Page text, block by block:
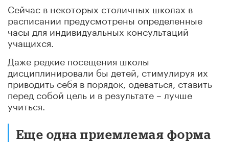
Сейчас в некоторых столичных школах в
расписании предусмотрены определенные
часы для индивидуальных консультаций
учащихся.
Даже редкие посещения школы
дисциплинировали бы детей, стимулируя их
приводить себя в порядок, одеваться, ставить
перед собой цель и в результате – лучше
учиться.
Еще одна приемлемая форма